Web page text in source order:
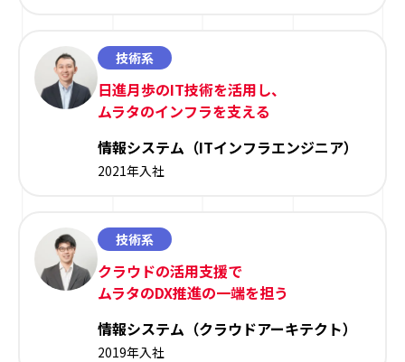
技術系
日進月歩のIT技術を活用し、
ムラタのインフラを支える
情報システム（ITインフラエンジニア）
2021年入社
技術系
クラウドの活用支援で
ムラタのDX推進の一端を担う
情報システム（クラウドアーキテクト）
2019年入社